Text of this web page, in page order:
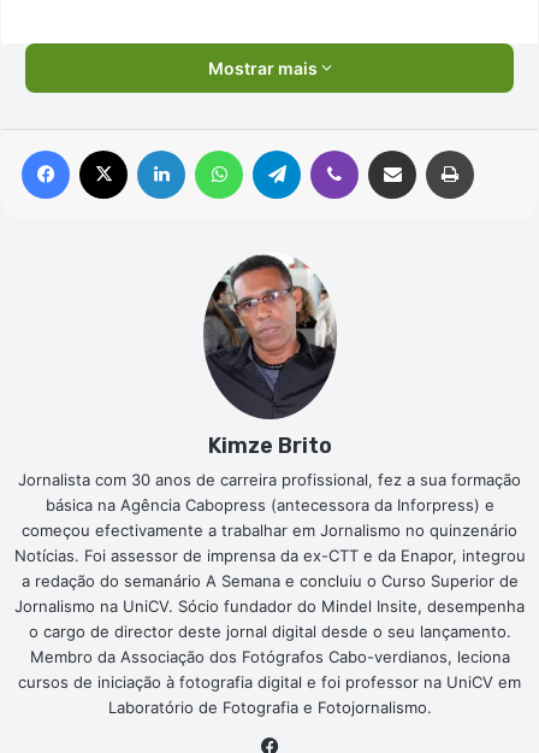
Mostrar mais
Facebook Linkedin WhatsAppTelegram Viber Compartilhar via e-mail
Kimze Brito
Jornalista com 30 anos de carreira profissional, fez a sua formação
básica na Agência Cabopress (antecessora da Inforpress) e
começou efectivamente a trabalhar em Jornalismo no quinzenário
Notícias. Foi assessor de imprensa da ex-CTT e da Enapor, integrou
a redação do semanário A Semana e concluiu o Curso Superior de
Jornalismo na UniCV. Sócio fundador do Mindel Insite, desempenha
o cargo de director deste jornal digital desde o seu lançamento.
Membro da Associação dos Fotógrafos Cabo-verdianos, leciona
cursos de iniciação à fotografia digital e foi professor na UniCV em
Laboratório de Fotografia e Fotojornalismo.